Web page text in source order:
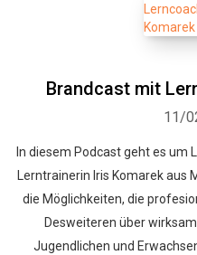
Brandcast mit
11/
In diesem Podcast geht es um
Lerntrainerin Iris Komarek aus
die Möglichkeiten, die
Desweiteren über
Jugendlichen und